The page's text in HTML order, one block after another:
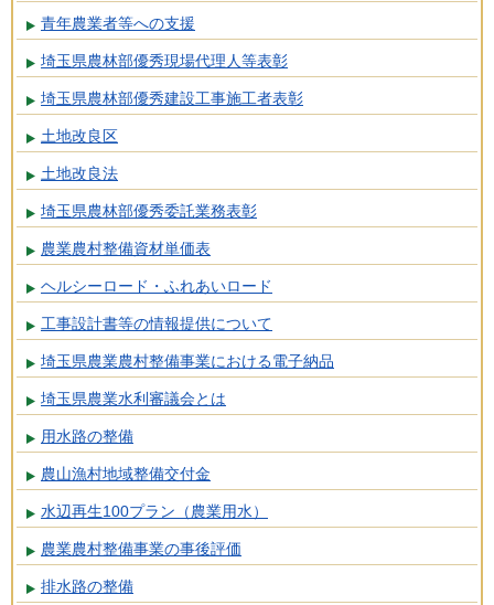
青年農業者等への支援
埼玉県農林部優秀現場代理人等表彰
埼玉県農林部優秀建設工事施工者表彰
土地改良区
土地改良法
埼玉県農林部優秀委託業務表彰
農業農村整備資材単価表
ヘルシーロード・ふれあいロード
工事設計書等の情報提供について
埼玉県農業農村整備事業における電子納品
埼玉県農業水利審議会とは
用水路の整備
農山漁村地域整備交付金
水辺再生100プラン（農業用水）
農業農村整備事業の事後評価
排水路の整備